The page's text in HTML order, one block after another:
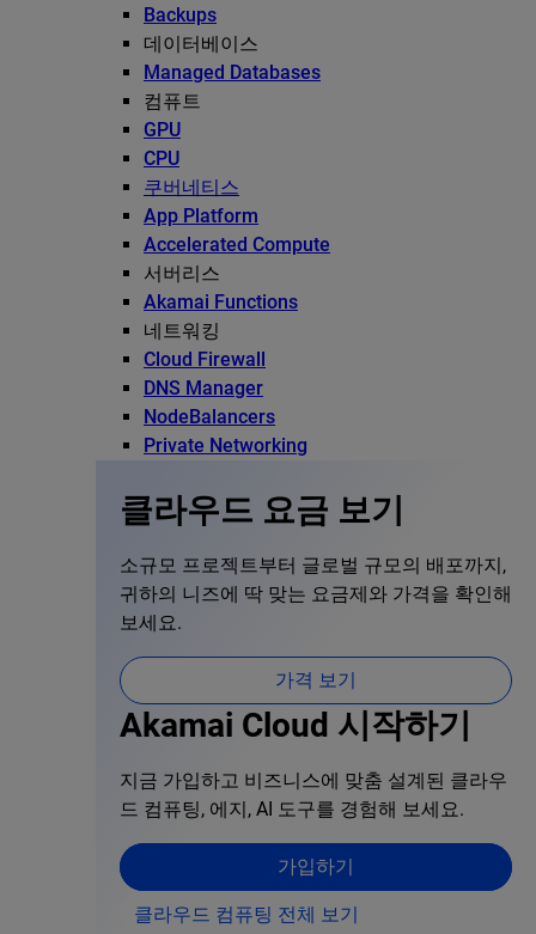
Backups
데이터베이스
Managed Databases
컴퓨트
GPU
CPU
쿠버네티스
App Platform
Accelerated Compute
서버리스
Akamai Functions
네트워킹
Cloud Firewall
DNS Manager
NodeBalancers
Private Networking
클라우드 요금 보기
소규모 프로젝트부터 글로벌 규모의 배포까지,
귀하의 니즈에 딱 맞는 요금제와 가격을 확인해
보세요.
가격 보기
Akamai Cloud 시작하기
지금 가입하고 비즈니스에 맞춤 설계된 클라우
드 컴퓨팅, 에지, AI 도구를 경험해 보세요.
가입하기
클라우드 컴퓨팅 전체 보기